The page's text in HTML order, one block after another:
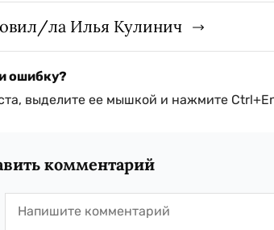
ла Илья Кулинич
ошибку?
выделите ее мышкой и нажмите
комментарий